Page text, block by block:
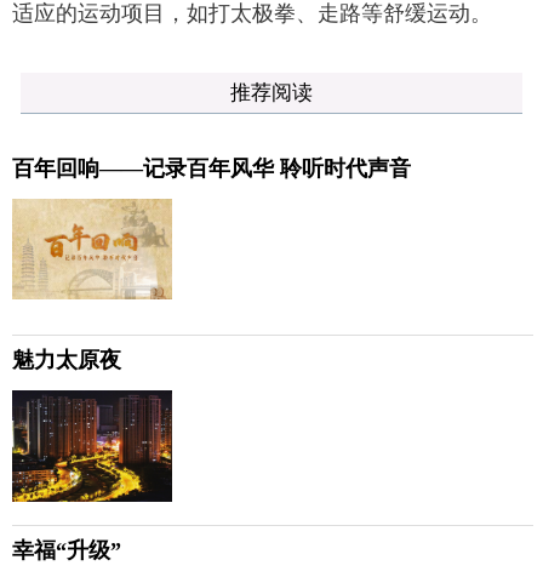
适应的运动项目，如打太极拳、走路等舒缓运动。
推荐阅读
百年回响——记录百年风华 聆听时代声音
魅力太原夜
幸福“升级”